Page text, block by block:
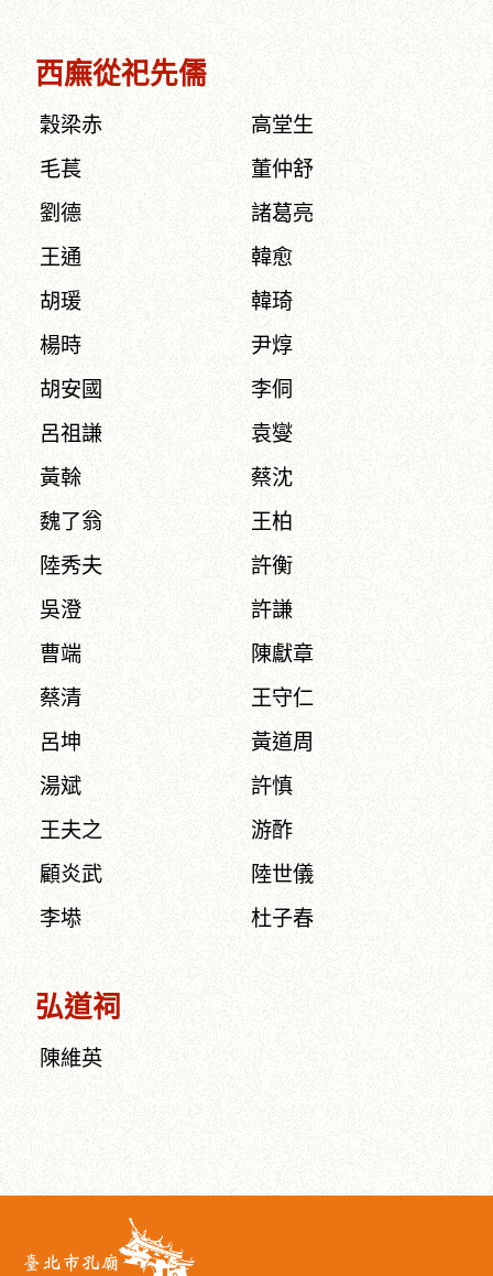
西廡從祀先儒
穀梁赤
高堂生
毛萇
董仲舒
劉德
諸葛亮
王通
韓愈
胡瑗
韓琦
楊時
尹焞
胡安國
李侗
呂祖謙
袁燮
黃榦
蔡沈
魏了翁
王柏
陸秀夫
許衡
吳澄
許謙
曹端
陳獻章
蔡清
王守仁
呂坤
黃道周
湯斌
許慎
王夫之
游酢
顧炎武
陸世儀
李塨
杜子春
弘道祠
陳維英